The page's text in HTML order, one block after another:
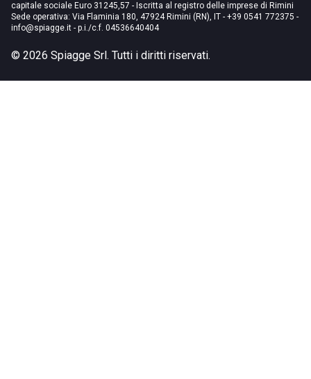
capitale sociale Euro 31245,57 - Iscritta al registro delle imprese di Rimini
Sede operativa: Via Flaminia 180, 47924 Rimini (RN), IT - +39 0541 772375 -
info@spiagge.it - p.i./c.f. 04536640404
© 2026 Spiagge Srl. Tutti i diritti riservati.